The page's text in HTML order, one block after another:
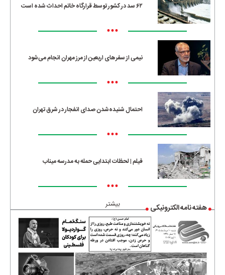
۶۲ سد در کشور توسط قرارگاه خاتم احداث شده است
•••
نیمی از سفرهای اربعین از مرز مهران انجام می‌شود
•••
احتمال شنیده‌شدن صدای انفجار در شرق تهران
•••
فیلم | لحظات ابتدایی حمله به مدرسه میناب
•••
بیشتر هفته نامه الکترونیکی